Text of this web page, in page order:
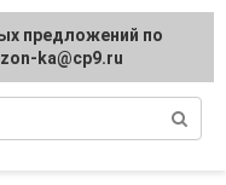
предложений по
ka@cp9.ru